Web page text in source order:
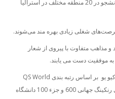
این دانشگاه در حال حاضر دارای 30,000 دانشجو در 20 منطقه مختلف در استرالیا
شغلی زیادی بهره مند می‌شوند.
نژاد و مذاهب متفاوت با پیروی از شعار
موفقیت دست می یابند.
دانشگاه سی کیو یو بر اساس رتبه بندی QS World
University Rankings در سال 2017 دارای رنکینگ جهانی 600 و جزء 100 دانشگاه